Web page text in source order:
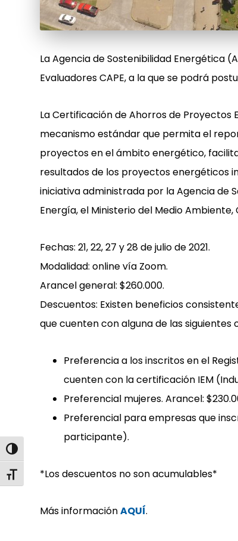
Alternar alto contraste
Alternar tamaño de letra
La Agencia de Sostenibilidad Energética
Evaluadores CAPE, a la que se podrá
La Certificación de Ahorros de
mecanismo estándar que permita el
proyectos en el ámbito energético,
resultados de los proyectos energéticos
iniciativa administrada por la Agencia de
Energía, el Ministerio del Medio Ambiente,
Fechas: 21, 22, 27 y 28 de julio de 2021.
Modalidad: online vía Zoom.
Arancel general: $260.000.
Descuentos: Existen beneficios
que cuenten con alguna de las
Preferencia a los inscritos en el
cuenten con la certificación IEM
Preferencial mujeres. Arancel:
Preferencial para empresas que
participante).
*Los descuentos no son acumulables*
Más informaciónAQUÍ.